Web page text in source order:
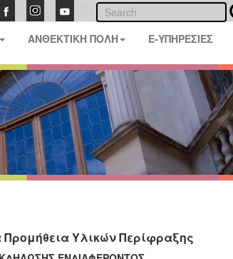
ΑΝΘΕΚΤΙΚΗ ΠΟΛΗ E-ΥΠΗΡΕΣΙΕΣ
Υλικών Περίφραξης